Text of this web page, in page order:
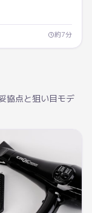
約7分
協点と狙い目モデ